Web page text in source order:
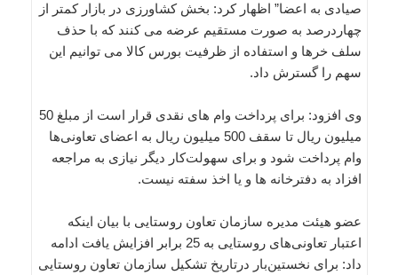
صیادی به اعضا” اظهار کرد: بخش کشاورزی در بازار کمتر از
چهاردرصد به صورت مستقیم عرضه می کنند که با حذف
سلف خرها و استفاده از ظرفیت بورس کالا می توانیم این
سهم را گسترش داد.
وی افزود: برای پرداخت وام های نقدی قرار است از مبلغ 50
میلیون ریال تا سقف 500 میلیون ریال به اعضای تعاونی‌ها
وام پرداخت شود و برای سهولت‌کار دیگر نیازی به مراجعه
افزاد به دفترخانه ها و یا اخذ سفته نیست.
عضو هیئت مدیره سازمان تعاون روستایی با بیان اینکه
اعتبار تعاونی‌های روستایی به 25 برابر افزایش یافت ادامه
داد: برای نخستین‌بار درتاریخ تشکیل سازمان تعاون روستایی